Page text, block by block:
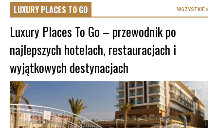
LUXURY PLACES TO GO WSZYSTKIE
Luxury Places To Go – przewodnik po
najlepszych hotelach, restauracjach i
wyjątkowych destynacjach